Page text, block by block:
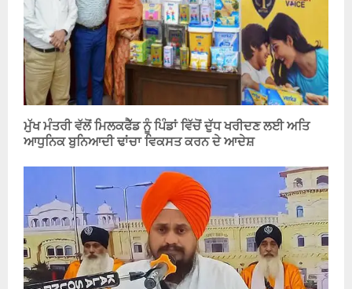
ਮੁੱਖ ਮੰਤਰੀ ਵੱਲੋਂ ਮਿਲਕਫੈੱਡ ਨੂੰ ਪਿੰਡਾਂ ਵਿੱਚੋਂ ਦੁੱਧ ਖਰੀਦਣ ਲਈ ਅਤਿ
ਆਧੁਨਿਕ ਬੁਨਿਆਦੀ ਢਾਂਚਾ ਵਿਕਸਤ ਕਰਨ ਦੇ ਆਦੇਸ਼